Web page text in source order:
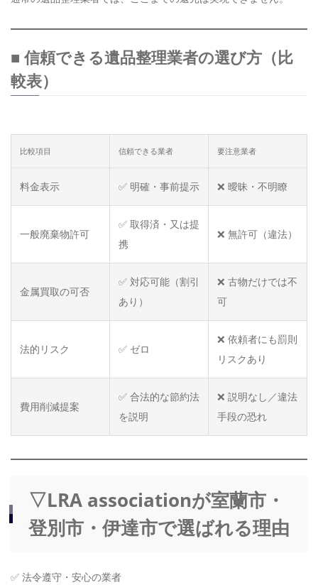
■ 信頼できる遺品整理業者の選び方（比
較表）
比較項目 信頼できる業者 要注意業者
料金表示 ✅ 明確・事前提示 ❌ 曖昧・不明瞭
一般廃棄物許可
✅ 取得済・又は提
携
❌ 無許可（違法）
金属買取の可否
✅ 対応可能（割引
あり）
❌ 古物だけでは不
可
法的リスク ✅ ゼロ
❌ 依頼者にも罰則
リスクあり
費用削減提案
✅ 合法的な節約法
を説明
❌ 説明なし／違法
手段の恐れ
▽LRA associationが室蘭市・
登別市・伊達市で選ばれる理由
✅ 法令遵守・安心の業者